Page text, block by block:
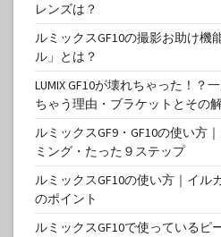
レンズは？
ルミックスGF10の撮影お助け機
ル」とは？
LUMIX GF10が壊れちゃった！？
ちゃう理由・ブラケットとその
ルミックスGF9・GF10の使い方
ミング・たった９ステップ
ルミックスGF10の使い方｜イル
のポイント
ルミックスGF10で使っているピ